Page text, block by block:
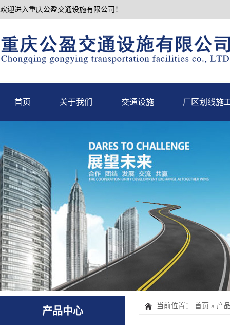
欢迎进入重庆公盈交通设施有限公司！
首页 关于我们 交通设施 厂区划线施
产品中心 当前位置： 首页 » 产